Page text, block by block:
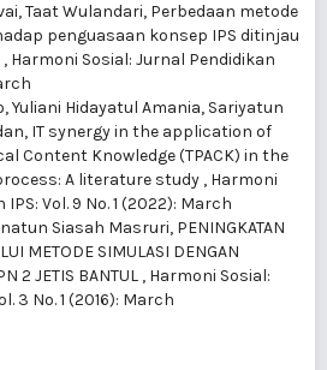
Taat Wulandari, Perbedaan metode
penguasaan konsep IPS ditinjau
, Harmoni Sosial: Jurnal Pendidikan
Yuliani Hidayatul Amania, Sariyatun
IT synergy in the application of
Content Knowledge (TPACK) in the
A literature study , Harmoni
Vol. 9 No. 1 (2022): March
Siasah Masruri, PENINGKATAN
METODE SIMULASI DENGAN
2 JETIS BANTUL , Harmoni Sosial:
3 No. 1 (2016): March